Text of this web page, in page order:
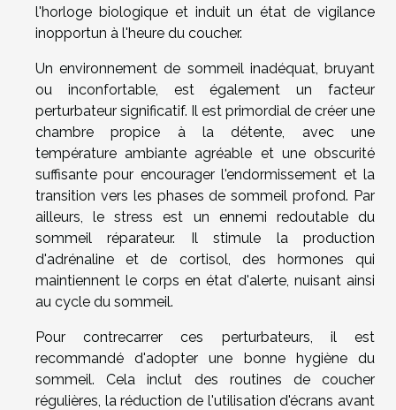
l'horloge biologique et induit un état de vigilance
inopportun à l'heure du coucher.
Un environnement de sommeil inadéquat, bruyant
ou inconfortable, est également un facteur
perturbateur significatif. Il est primordial de créer une
chambre propice à la détente, avec une
température ambiante agréable et une obscurité
suffisante pour encourager l'endormissement et la
transition vers les phases de sommeil profond. Par
ailleurs, le stress est un ennemi redoutable du
sommeil réparateur. Il stimule la production
d'adrénaline et de cortisol, des hormones qui
maintiennent le corps en état d'alerte, nuisant ainsi
au cycle du sommeil.
Pour contrecarrer ces perturbateurs, il est
recommandé d'adopter une bonne hygiène du
sommeil. Cela inclut des routines de coucher
régulières, la réduction de l'utilisation d'écrans avant